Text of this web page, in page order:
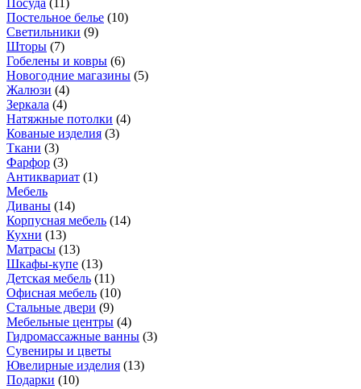
Посуда (11)
Постельное белье (10)
Светильники (9)
Шторы (7)
Гобелены и ковры (6)
Новогодние магазины (5)
Жалюзи (4)
Зеркала (4)
Натяжные потолки (4)
Кованые изделия (3)
Ткани (3)
Фарфор (3)
Антиквариат (1)
Мебель
Диваны (14)
Корпусная мебель (14)
Кухни (13)
Матрасы (13)
Шкафы-купе (13)
Детская мебель (11)
Офисная мебель (10)
Стальные двери (9)
Мебельные центры (4)
Гидромассажные ванны (3)
Сувениры и цветы
Ювелирные изделия (13)
Подарки (10)